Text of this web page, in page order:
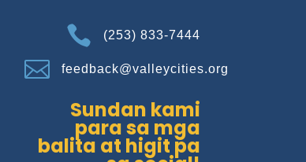
 (253) 833-7444
 feedback@valleycities.org
Sundan kami
para sa mga
balita at higit pa